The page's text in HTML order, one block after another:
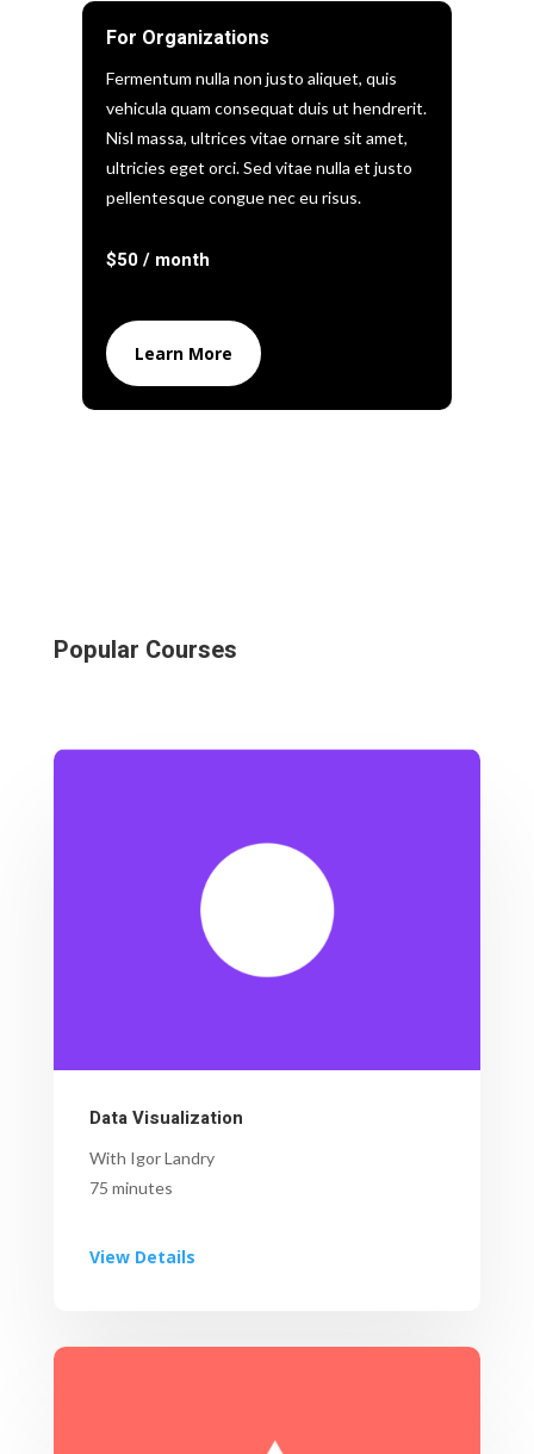
For Organizations
Fermentum nulla non justo aliquet, quis
vehicula quam consequat duis ut hendrerit.
Nisl massa, ultrices vitae ornare sit amet,
ultricies eget orci. Sed vitae nulla et justo
pellentesque congue nec eu risus.
$50 / month
Learn More
Popular Courses
Data Visualization
With Igor Landry
75 minutes
View Details